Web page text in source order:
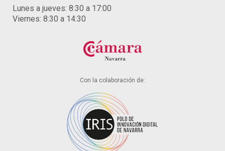
Lunes a jueves: 8:30 a 17:00
Viernes: 8:30 a 14:30
Con la colaboración de: